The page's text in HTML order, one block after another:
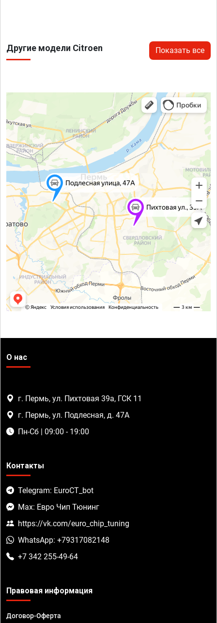
Другие модели Citroen Показать все
О нас
г. Пермь, ул. Пихтовая 39а, ГСК 11
г. Пермь, ул. Подлесная, д. 47А
Пн-Сб | 09:00 - 19:00
Контакты
Telegram: EuroCT_bot
Max: Евро Чип Тюнинг
https://vk.com/euro_chip_tuning
WhatsApp: +79317082148
+7 342 255-49-64
Правовая информация
Договор-Оферта